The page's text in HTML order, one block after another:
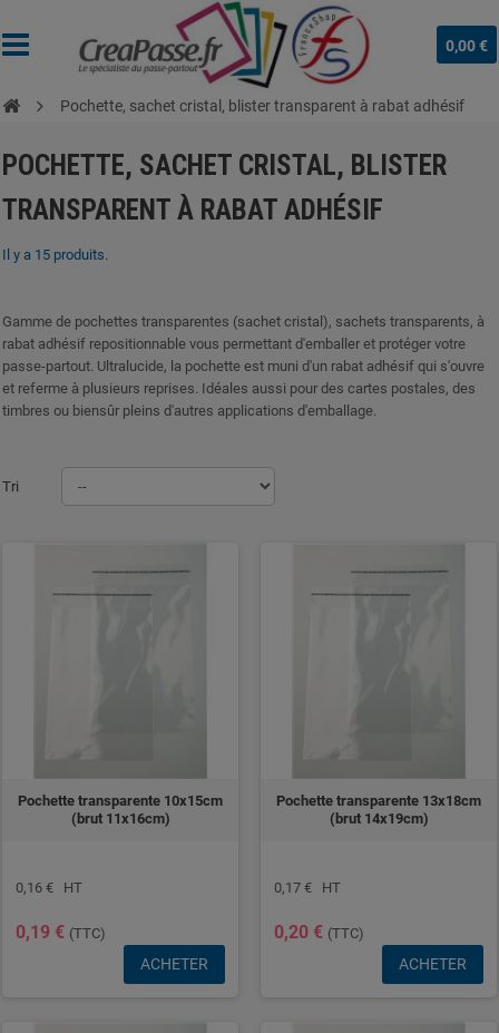
0,00 €
Pochette, sachet cristal, blister transparent à rabat adhésif
POCHETTE, SACHET CRISTAL, BLISTER
TRANSPARENT À RABAT ADHÉSIF
Il y a 15 produits.
Gamme de pochettes transparentes (sachet cristal), sachets transparents, à
rabat adhésif repositionnable vous permettant d'emballer et protéger votre
passe-partout. Ultralucide, la pochette est muni d'un rabat adhésif qui s'ouvre
et referme à plusieurs reprises. Idéales aussi pour des cartes postales, des
timbres ou biensûr pleins d'autres applications d'emballage.
Tri
Pochette transparente 10x15cm
(brut 11x16cm)
0,16 € HT
0,19 € (TTC)
ACHETER
Pochette transparente 13x18cm
(brut 14x19cm)
0,17 € HT
0,20 € (TTC)
ACHETER